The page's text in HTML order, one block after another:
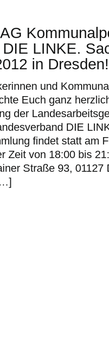
LINKE.
in Dresden!
und
Euch ganz
der
DIE
findet statt am
Zeit von 18:00 bis
Straße 93, 01127